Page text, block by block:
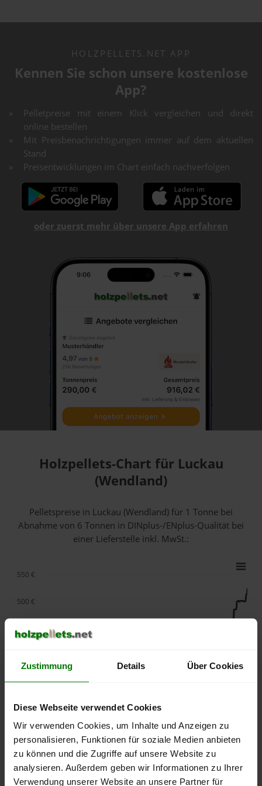
Zustimmung Details Über Cookies
Diese Webseite verwendet Cookies
Wir verwenden Cookies, um Inhalte und Anzeigen zu
personalisieren, Funktionen für soziale Medien anbieten
zu können und die Zugriffe auf unsere Website zu
analysieren. Außerdem geben wir Informationen zu Ihrer
Verwendung unserer Website an unsere Partner für
HOLZPELLETS.NET APP
Kennen Sie schon unsere kostenlose
App?
Pelletpreise mit einem Klick vergleichen und direkt
online bestellen
Mit Preisbenachrichtigungen immer auf dem aktuellen
Stand
Preisentwicklungen im Chart einfach nachverfolgen
oder zuerst mehr über unsere App erfahren
Holzpellets-Chart für Luckau
(Wendland)
Pelletspreise in Luckau (Wendland) für 1 Tonne bei
Abnahmevon 6 Tonnen in DINplus-/ENplus-Qualität bei
einer Lieferstelle inkl. MwSt.:
lose Ware Sackware
September
2025
Januar
2026
Mai
2026
300 €
350 €
450 €
500 €
550 €